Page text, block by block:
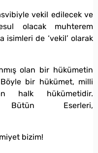
vekil edilecek ve
olacak muhterem
de ‘vekil’ olarak
olan bir hükümetin
bir hükümet, milli
halk hükümetidir.
Bütün Eserleri,
bizim!